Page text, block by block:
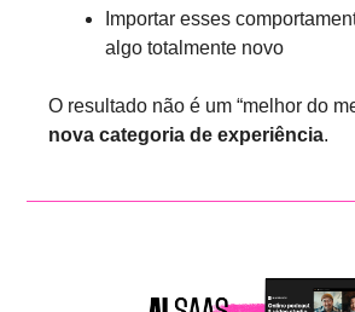
Importar esses
algo totalmente novo
O resultado não é um “melhor do
nova categoria de experiência.